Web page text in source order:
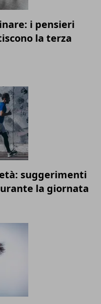
i pensieri
la terza
suggerimenti
la giornata